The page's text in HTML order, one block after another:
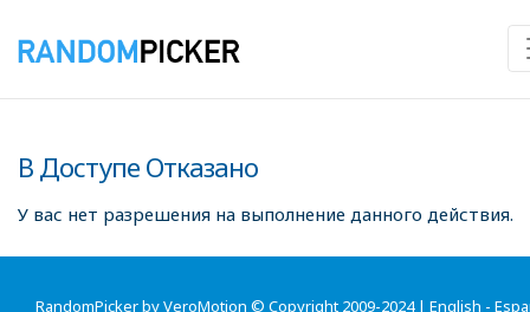
В Доступе Отказано
У вас нет разрешения на выполнение данного действия.
RandomPicker by VeroMotion © Copyright 2009-2024 | English -